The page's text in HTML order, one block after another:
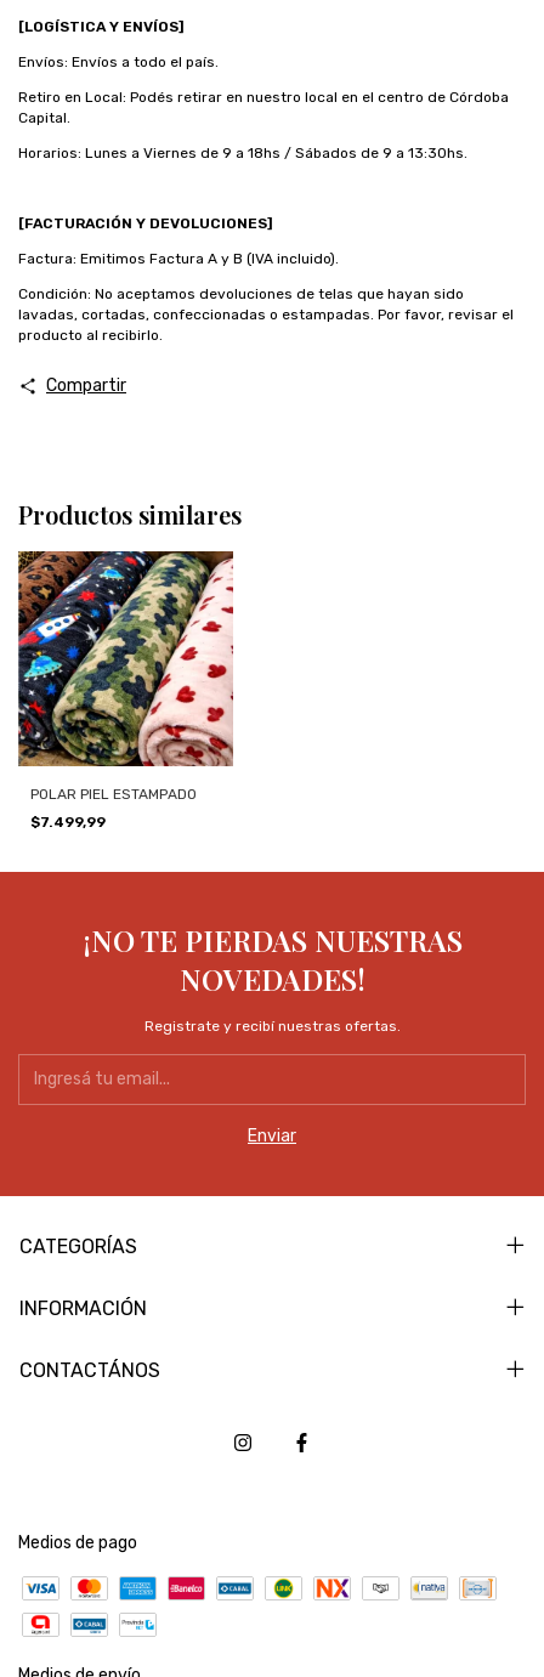
[LOGÍSTICA Y ENVÍOS]
Envíos: Envíos a todo el país.
Retiro en Local: Podés retirar en nuestro local en el centro de Córdoba
Capital.
Horarios: Lunes a Viernes de 9 a 18hs / Sábados de 9 a 13:30hs.
[FACTURACIÓN Y DEVOLUCIONES]
Factura: Emitimos Factura A y B (IVA incluido).
Condición: No aceptamos devoluciones de telas que hayan sido
lavadas, cortadas, confeccionadas o estampadas. Por favor, revisar el
producto al recibirlo.
Compartir
Productos similares
POLAR PIEL ESTAMPADO
$7.499,99
¡NO TE PIERDAS NUESTRAS
NOVEDADES!
Registrate y recibí nuestras ofertas.
CATEGORÍAS
INFORMACIÓN
CONTACTÁNOS
Medios de pago